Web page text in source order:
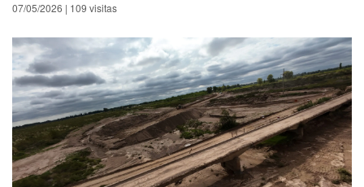
07/05/2026 | 109 visitas